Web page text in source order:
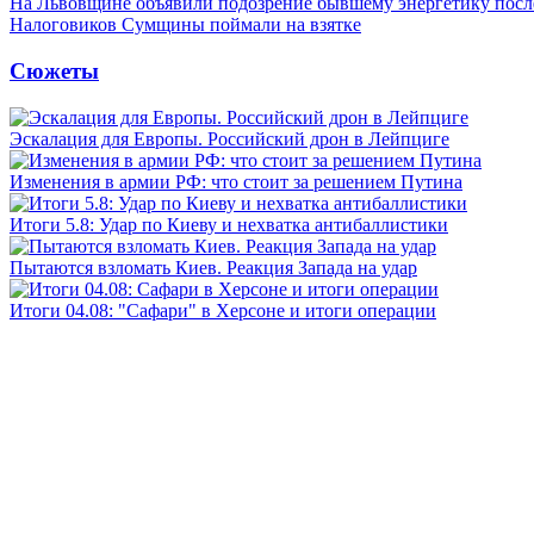
Налоговиков Сумщины поймали на взятке
Сюжеты
Эскалация для Европы. Российский дрон в Лейпциге
Изменения в армии РФ: что стоит за решением Путина
Итоги 5.8: Удар по Киеву и нехватка антибаллистики
Пытаются взломать Киев. Реакция Запада на удар
Итоги 04.08: "Сафари" в Херсоне и итоги операции